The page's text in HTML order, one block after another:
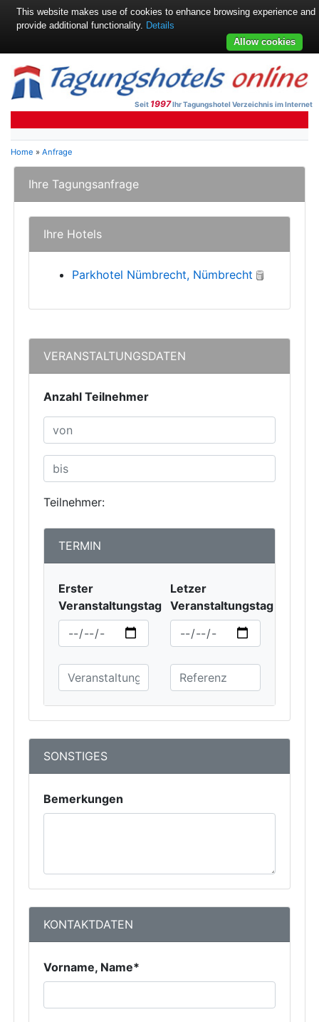
Seit 1997Ihr Tagungshotel Verzeichnis im Internet
Home » Anfrage
Ihre Tagungsanfrage
Ihre Hotels
Parkhotel Nümbrecht, Nümbrecht
VERANSTALTUNGSDATEN
Anzahl Teilnehmer
Teilnehmer:
TERMIN
Erster
Veranstaltungstag
Letzer
Veranstaltungstag
SONSTIGES
Bemerkungen
KONTAKTDATEN
Vorname, Name*
This website makes use of cookies to enhance browsing experience and
provide additional functionality. Details
Allow cookies